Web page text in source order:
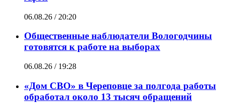
06.08.26 / 20:20
Общественные наблюдатели Вологодчины
готовятся к работе на выборах
06.08.26 / 19:28
«Дом СВО» в Череповце за полгода работы
обработал около 13 тысяч обращений